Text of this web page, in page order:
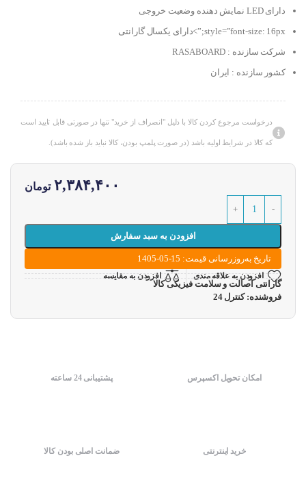
دارای LED نمایش دهنده وضعیت خروجی
style=”font-size: 16px;”>دارای یکسال گارانتی
شرکت سازنده : RASABOARD
کشور سازنده : ایران
درخواست مرجوع کردن کالا با دلیل "انصراف از خرید" تنها در صورتی قابل تایید است
که کالا در شرایط اولیه باشد (در صورت پلمپ بودن، کالا نباید باز شده باشد).
۲,۳۸۴,۴۰۰ تومان
افزودن به سبد سفارش
تاریخ به‌روزرسانی قیمت: 15-05-1405
افزودن به علاقه مندی افزودن به مقایسه
گارانتی اصالت و سلامت فیزیکی کالا
فروشنده: کنترل 24
امکان تحویل اکسپرس پشتیبانی 24 ساعته
خرید اینترنتی ضمانت اصلی بودن کالا